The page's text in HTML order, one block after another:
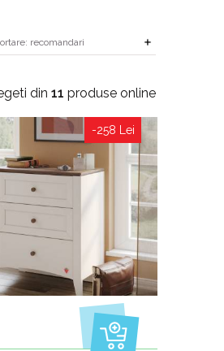
din 11 produse online
-258 Lei